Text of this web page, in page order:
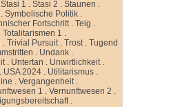
Stasi 1 .Stasi 2 .Staunen .
.Symbolische Politik .
Fortschritt.Teig .
.Totalitarismen 1 .
.Trivial Pursuit.Trost.Tugend
. Undank .
. Untertan . Unwirtlichkeit.
. USA 2024 . Utilitarismus .
.Vergangenheit.
1 .Vernunftwesen 2 .
.